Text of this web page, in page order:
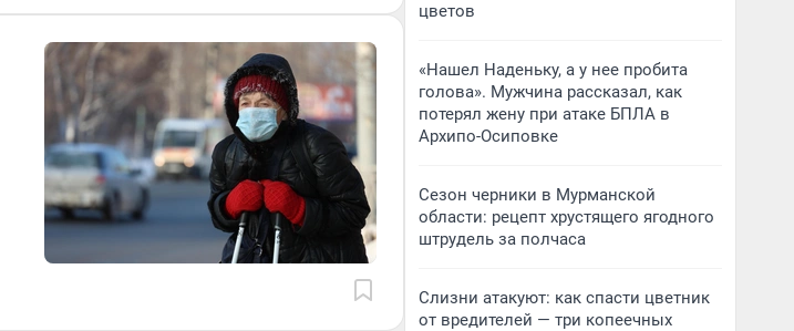
цветов
«Нашел Наденьку, а у нее пробита
голова». Мужчина рассказал, как
потерял жену при атаке БПЛА в
Архипо-Осиповке
Сезон черники в Мурманской
области: рецепт хрустящего ягодного
штрудель за полчаса
Слизни атакуют: как спасти цветник
от вредителей — три копеечных